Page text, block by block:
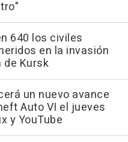
640 los civiles
en la invasión
de Kursk
un nuevo avance
Auto VI el jueves
y YouTube